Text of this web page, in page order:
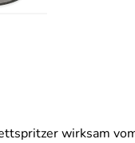
wirksam